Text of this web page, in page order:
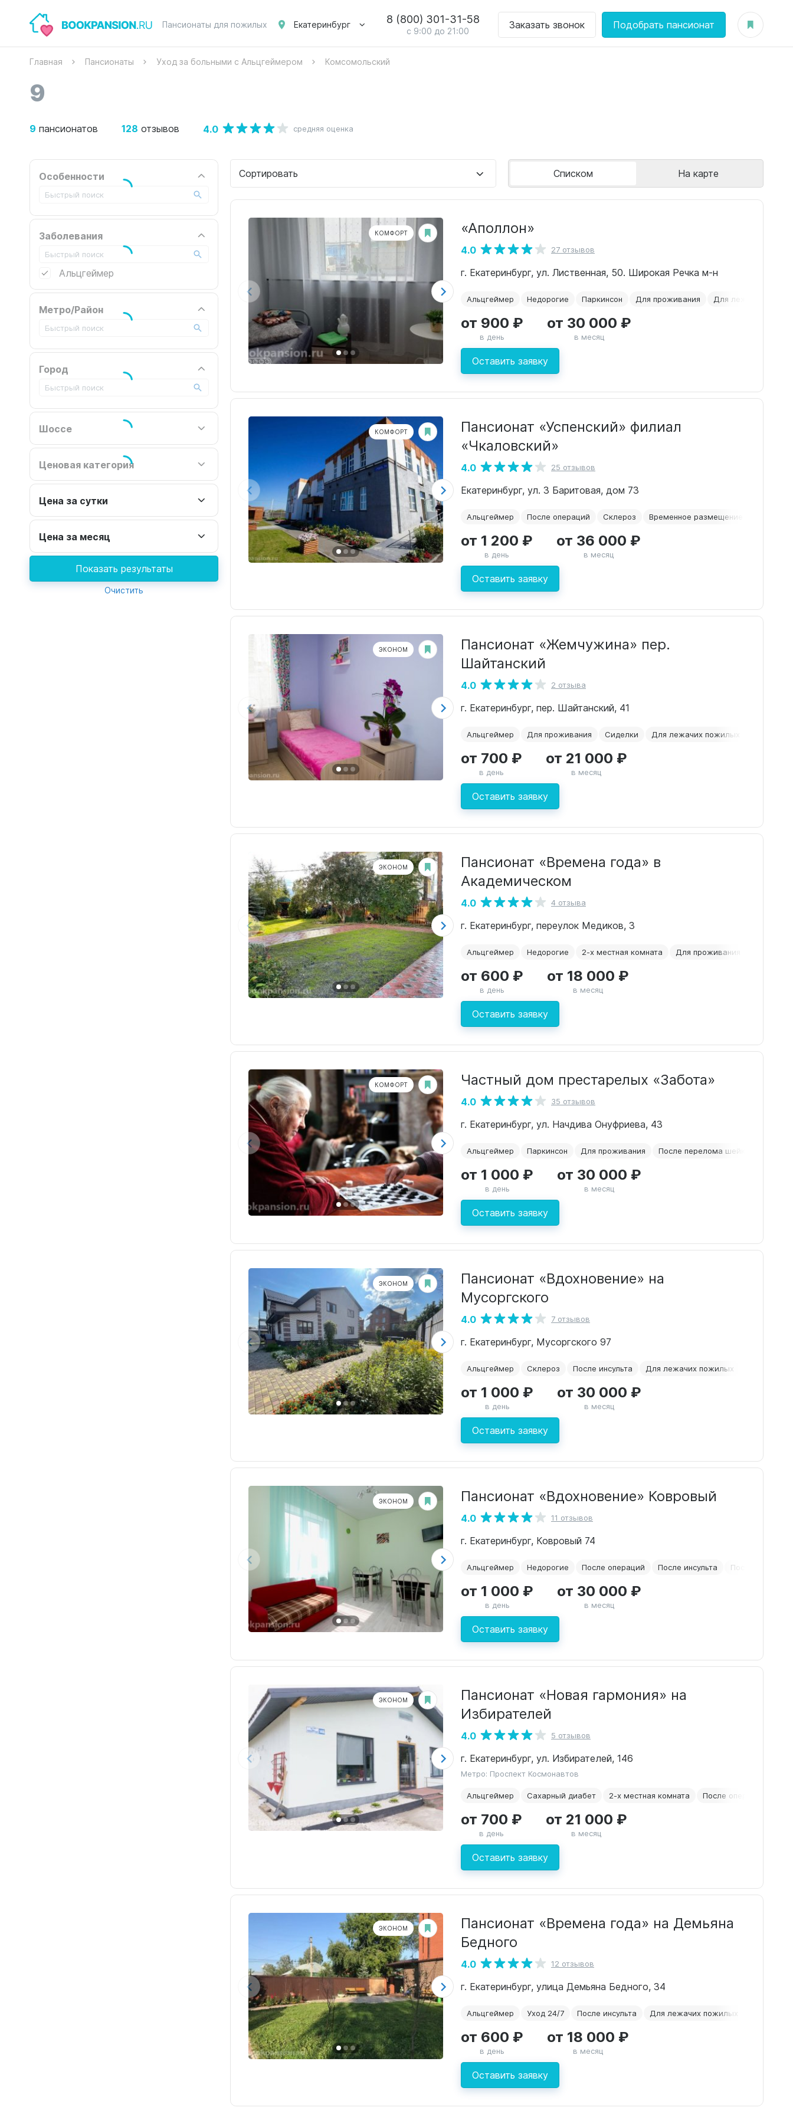
Пансионаты для пожилых Екатеринбург 8 (800) 301-31-58
с 9:00 до 21:00
Заказать звонок Подобрать пансионат
Главная Пансионаты Уход за больными с Альцгеймером Комсомольский
9
9 пансионатов 128 отзывов 4.0 средняя оценка
Особенности
Заболевания
Альцгеймер
Метро/Район
Город
Шоссе
Ценовая категория
Цена за сутки
Цена за месяц
Показать результаты
Очистить
Сортировать Списком На карте
КОМФОРТ «Аполлон»
4.0 27 отзывов
г. Екатеринбург, ул. Лиственная, 50. Широкая Речка м-н
Альцгеймер Недорогие Паркинсон Для проживания Для лежачих
Оставить заявку
от 900 ₽
в день
от 30 000 ₽
в месяц
КОМФОРТ
Пансионат «Успенский» филиал
«Чкаловский»
4.0 25 отзывов
Екатеринбург, ул. 3 Баритовая, дом 73
Альцгеймер После операций Склероз Временное размещение
Оставить заявку
от 1 200 ₽
в день
от 36 000 ₽
в месяц
ЭКОНОМ
Пансионат «Жемчужина» пер.
Шайтанский
4.0 2 отзыва
г. Екатеринбург, пер. Шайтанский, 41
Альцгеймер Для проживания Сиделки Для лежачих пожилых
Оставить заявку
от 700 ₽
в день
от 21 000 ₽
в месяц
ЭКОНОМ
Пансионат «Времена года» в
Академическом
4.0 4 отзыва
г. Екатеринбург, переулок Медиков, 3
Альцгеймер Недорогие 2-х местная комната Для проживания
Оставить заявку
от 600 ₽
в день
от 18 000 ₽
в месяц
КОМФОРТ Частный дом престарелых «Забота»
4.0 35 отзывов
г. Екатеринбург, ул. Начдива Онуфриева, 43
Альцгеймер Паркинсон Для проживания После перелома шейки бедра
Оставить заявку
от 1 000 ₽
в день
от 30 000 ₽
в месяц
ЭКОНОМ
Пансионат «Вдохновение» на
Мусоргского
4.0 7 отзывов
г. Екатеринбург, Мусоргского 97
Альцгеймер Склероз После инсульта Для лежачих пожилых
Оставить заявку
от 1 000 ₽
в день
от 30 000 ₽
в месяц
ЭКОНОМ Пансионат «Вдохновение» Ковровый
4.0 11 отзывов
г. Екатеринбург, Ковровый 74
Альцгеймер Недорогие После операций После инсульта После
Оставить заявку
от 1 000 ₽
в день
от 30 000 ₽
в месяц
ЭКОНОМ
Пансионат «Новая гармония» на
Избирателей
4.0 5 отзывов
г. Екатеринбург, ул. Избирателей, 146
Метро: Проспект Космонавтов
Альцгеймер Сахарный диабет 2-х местная комната После операций
Оставить заявку
от 700 ₽
в день
от 21 000 ₽
в месяц
ЭКОНОМ
Пансионат «Времена года» на Демьяна
Бедного
4.0 12 отзывов
г. Екатеринбург, улица Демьяна Бедного, 34
Альцгеймер Уход 24/7 После инсульта Для лежачих пожилых
Оставить заявку
от 600 ₽
в день
от 18 000 ₽
в месяц